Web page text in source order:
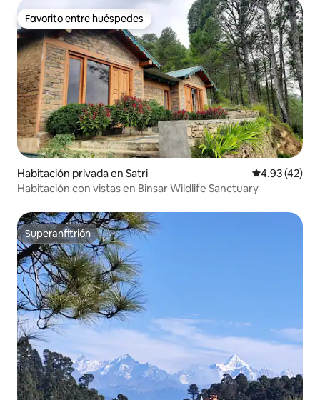
Favorito entre huéspedes
Favorito entre huéspedes
Habitación privada en Satri Calificación
4.93 (42)
Habitación con vistas en Binsar Wildlife Sanctuary
Superanfitrión
Superanfitrión